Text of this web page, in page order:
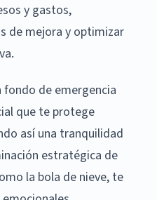
y gastos,
de mejora y optimizar
fondo de emergencia
que te protege
así una tranquilidad
estratégica de
la bola de nieve, te